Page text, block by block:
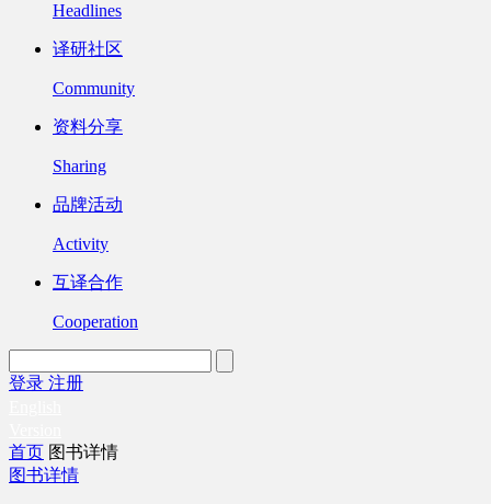
Headlines
译研社区
Community
资料分享
Sharing
品牌活动
Activity
互译合作
Cooperation
登录 注册
首页 图书详情
图书详情